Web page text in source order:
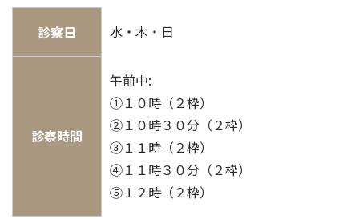
診察日 水・木・日
診察時間
午前中:
①１０時（２枠）
②１０時３０分（２枠）
③１１時（２枠）
④１１時３０分（２枠）
⑤１２時（２枠）